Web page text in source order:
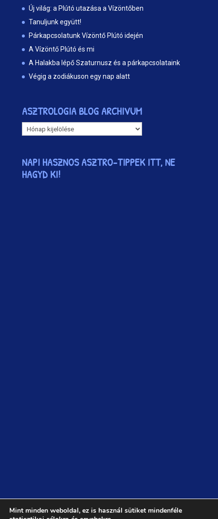
Új világ: a Plútó utazása a Vízöntőben
Tanuljunk együtt!
Párkapcsolatunk Vízöntő Plútó idején
A Vízöntő Plútó és mi
A Halakba lépő Szaturnusz és a párkapcsolataink
Végig a zodiákuson egy nap alatt
ASZTROLOGIA BLOG ARCHIVUM
ASZTROLOGIA
BLOG
NAPI HASZNOS ASZTRO-TIPPEK ITT, NE
HAGYD KI!
Mint minden weboldal, ez is használ sütiket mindenféle